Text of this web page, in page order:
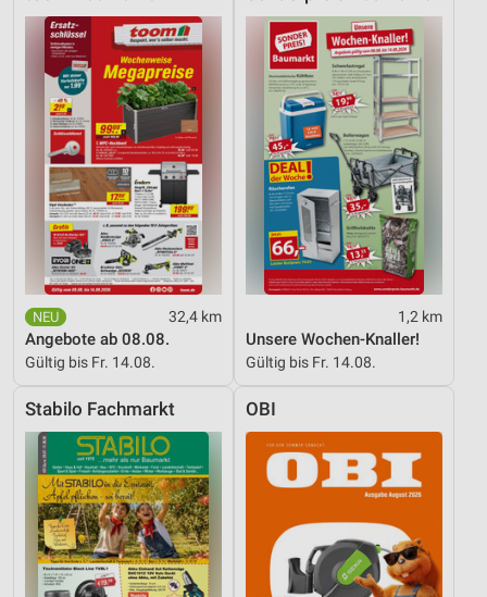
32,4 km
Angebote ab 08.08.
Gültig bis Fr. 14.08.
1,2 km
Unsere Wochen-Knaller!
Gültig bis Fr. 14.08.
Stabilo Fachmarkt OBI
Geräte anhand von aktiv angeforderten
Informationen identifizieren
Nicht-IAB-Verarbeitungszwecke:
Notwendig
Performance
Funktional
Werbung